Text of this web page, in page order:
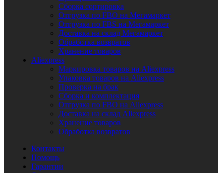
Сборка сортировка
Отгрузка по FBO на Мегамаркет
Отгрузка по FBS на Мегамаркет
Доставка на склад Мегамаркет
Обработка возвратов
Хранение товаров
Aliexpress
Маркировка товаров на Aliexpress
Упаковка товаров на Aliexpress
Проверка на брак
Сборка и комплектация
Отгрузка по FBO на Aliexpress
Доставка на склад Aliexpress
Хранение товаров
Обработка возвратов
Контакты
Помощь
Гарантии